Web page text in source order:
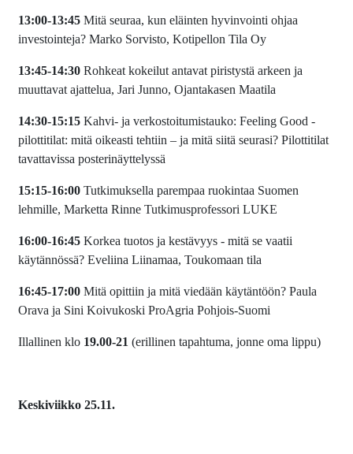
13:00-13:45 Mitä seuraa, kun eläinten hyvinvointi ohjaa
investointeja? Marko Sorvisto, Kotipellon Tila Oy
13:45-14:30 Rohkeat kokeilut antavat piristystä arkeen ja
muuttavat ajattelua, Jari Junno, Ojantakasen Maatila
14:30-15:15 Kahvi- ja verkostoitumistauko: Feeling Good -
pilottitilat: mitä oikeasti tehtiin – ja mitä siitä seurasi? Pilottitilat
tavattavissa posterinäyttelyssä
15:15-16:00 Tutkimuksella parempaa ruokintaa Suomen
lehmille, Marketta Rinne Tutkimusprofessori LUKE
16:00-16:45 Korkea tuotos ja kestävyys - mitä se vaatii
käytännössä? Eveliina Liinamaa, Toukomaan tila
16:45-17:00 Mitä opittiin ja mitä viedään käytäntöön? Paula
Orava ja Sini Koivukoski ProAgria Pohjois-Suomi
Illallinen klo 19.00-21 (erillinen tapahtuma, jonne oma lippu)
Keskiviikko 25.11.